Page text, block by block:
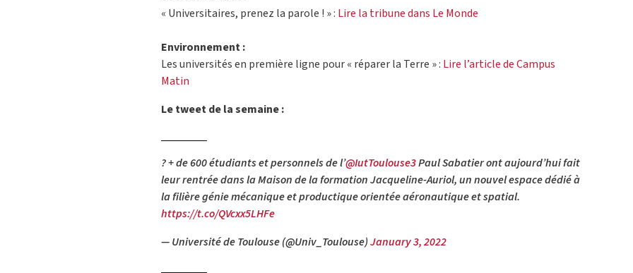
« Universitaires, prenez la parole ! » : Lire la tribune dans Le Monde
Environnement :
Les universités en première ligne pour « réparer la Terre » : Lire l’article de Campus
Matin
Le tweet de la semaine :
? + de 600 étudiants et personnels de l’@IutToulouse3Paul Sabatier ont aujourd’hui fait
leur rentrée dans la Maison de la formation Jacqueline-Auriol, un nouvel espace dédié à
la filière génie mécanique et productique orientée aéronautique et spatial.
https://t.co/QVcxx5LHFe
— Université de Toulouse (@Univ_Toulouse)January 3, 2022